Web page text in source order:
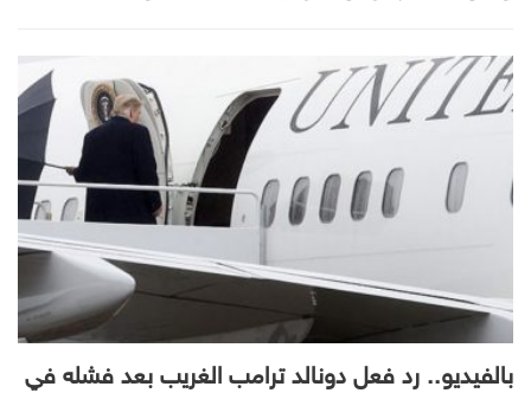
بالفيديو.. رد فعل دونالد ترامب الغريب بعد فشله في